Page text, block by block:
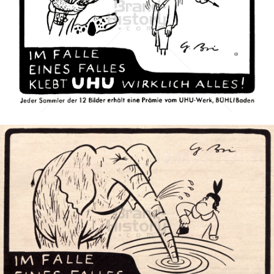
UHU GmbH & Co KG
Bild-ID: 41140
UHU UHU GmbH & Co KG 1954